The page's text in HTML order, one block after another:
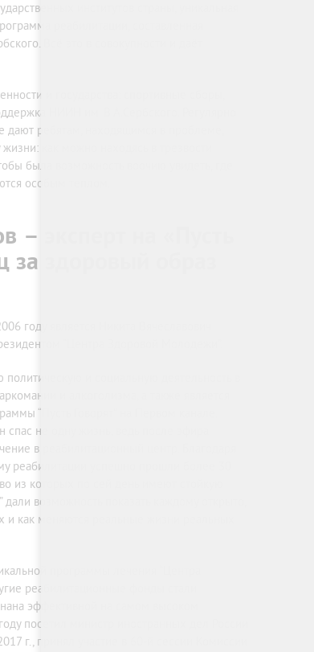
институтов страны, уникальная
реабилитации, составленная
Всё это в совокупности и даёт
и государства: спортивные сборы,
НИИН им. В.А.Сербского. Регулярно
ребятам, находящимся в проблеме,
как можно находясь в трезвости
была возможность воочию увидеть, где
особым теплом.
эксперт на «Пусть
за здоровый образ
году является Никита Вячеславович
“Центра Здоровой Молодежи”.
и социальную деятельность в
и алкоголизма, а также является
“Пусть Говорят” на Первом канале.
не одну жизнь, ведь после эфира
в реабилитационный центр. Благодаря
реабилитации успешно прошли более 30
из которых по сей день имеют стойкую
возможность показать каждому открыто,
и как меняются реальные жизни реальных
программы лечения “Центра
реабилитационные фонды стали
эффективной на самом высоком
посетил министр иностранных дел России
г., принял участие в 60-й сессии Комиссии